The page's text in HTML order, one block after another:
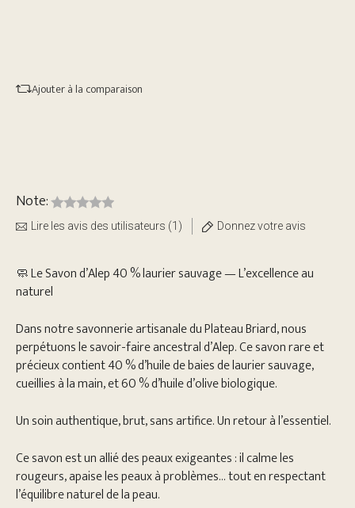
Ajouter à la comparaison
Note:
Lire les avis des utilisateurs (1) Donnez votre avis
🧼 Le Savon d’Alep 40 % laurier sauvage — L’excellence au
naturel
Dans notre savonnerie artisanale du Plateau Briard, nous
perpétuons le savoir-faire ancestral d’Alep. Ce savon rare et
précieux contient 40 % d’huile de baies de laurier sauvage,
cueillies à la main, et 60 % d’huile d’olive biologique.
Un soin authentique, brut, sans artifice. Un retour à l’essentiel.
Ce savon est un allié des peaux exigeantes : il calme les
rougeurs, apaise les peaux à problèmes… tout en respectant
l’équilibre naturel de la peau.